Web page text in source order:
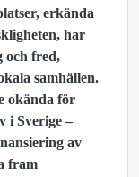
erkända
har
och fred,
samhällen.
okända för
i Sverige –
av
fram